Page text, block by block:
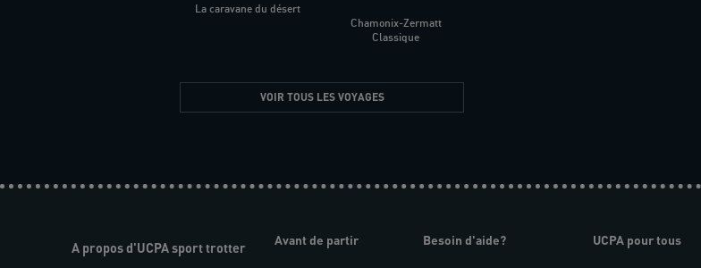
La caravane du désert
Chamonix-Zermatt
Classique
VOIR TOUS LES VOYAGES
A propos d'UCPA sport trotter
Avant de partir Besoin d'aide? UCPA pour tous